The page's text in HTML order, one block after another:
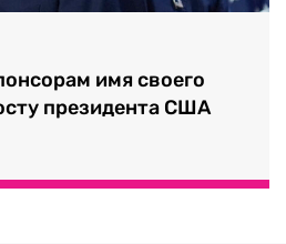
имя своего
президента США